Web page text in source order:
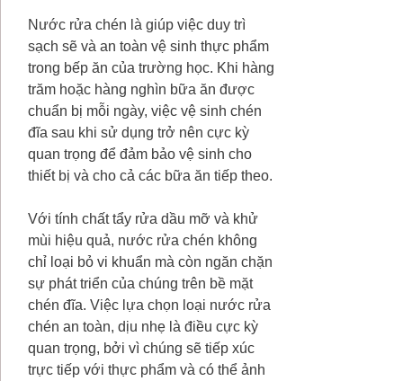
Nước rửa chén là giúp việc duy trì
sạch sẽ và an toàn vệ sinh thực phẩm
trong bếp ăn của trường học. Khi hàng
trăm hoặc hàng nghìn bữa ăn được
chuẩn bị mỗi ngày, việc vệ sinh chén
đĩa sau khi sử dụng trở nên cực kỳ
quan trọng để đảm bảo vệ sinh cho
thiết bị và cho cả các bữa ăn tiếp theo.
Với tính chất tẩy rửa dầu mỡ và khử
mùi hiệu quả, nước rửa chén không
chỉ loại bỏ vi khuẩn mà còn ngăn chặn
sự phát triển của chúng trên bề mặt
chén đĩa. Việc lựa chọn loại nước rửa
chén an toàn, dịu nhẹ là điều cực kỳ
quan trọng, bởi vì chúng sẽ tiếp xúc
trực tiếp với thực phẩm và có thể ảnh